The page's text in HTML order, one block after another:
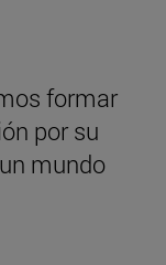
formar
por su
mundo